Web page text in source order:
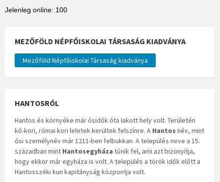
Jelenleg online: 100
MEZŐFÖLD NÉPFŐISKOLAI TÁRSASÁG KIADVÁNYA
Mezőföld Népfőiskolai Társaság kiadványa
HANTOSRÓL
Hantos és környéke már ősidők óta lakott hely volt. Területén
kő-kori, római kori leletek kerültek felszínre. A Hantos név, mint
ősi személynév már 1211-ben felbukkan. A település neve a 15.
században mint Hantosegyháza tűnik fel, ami azt bizonyítja,
hogy ekkor már egyháza is volt. A település a török idők előtt a
Hantosszéki kun kapitányság központja volt.